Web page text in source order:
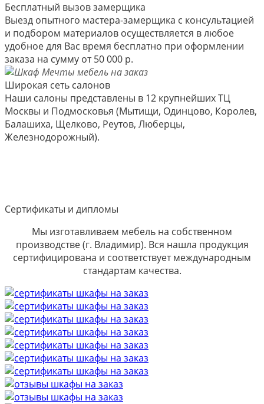
Бесплатный вызов замерщика
Выезд опытного мастера-замерщика с консультацией
и подбором материалов осуществляется в любое
удобное для Вас время бесплатно при оформлении
заказа на сумму от 50 000 р.
Широкая сеть салонов
Наши салоны представлены в 12 крупнейших ТЦ
Москвы и Подмосковья (Мытищи, Одинцово, Королев,
Балашиха, Щелково, Реутов, Люберцы,
Железнодорожный).
Сертификаты и дипломы
Мы изготавливаем мебель на собственном
производстве (г. Владимир). Вся нашла продукция
сертифицирована и соответствует международным
стандартам качества.